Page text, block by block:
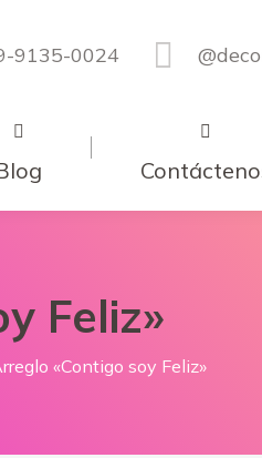
9135-0024
Feliz»
«Contigo soy Feliz»